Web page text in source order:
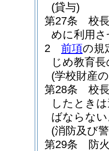
(貸与)
第27条
校
めに利用
2
前項の規
じめ教育
(学校財産
第28条
校
したとき
ばならな
(消防及び
第29条
防